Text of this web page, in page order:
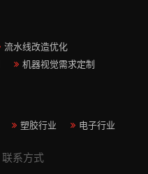
流水线改造优化
机器视觉需求定制
塑胶行业
电子行业
联系方式